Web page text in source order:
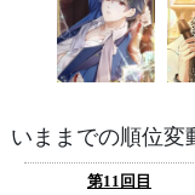
いままでの順位変
第11回目